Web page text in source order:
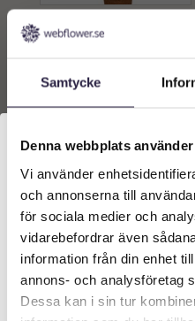
Samtycke
Denna webbplats
Vi använder
och annonserna till
för sociala medier och
vidarebefordrar även
information från din enhet
annons- och analysföretag
Dessa kan i sin tur
Uthyrning | Dadelpalm röd
240 cm i palmkruka
varukorg
KONTAKT
Välkommen
Vilken typ av kund är
längst